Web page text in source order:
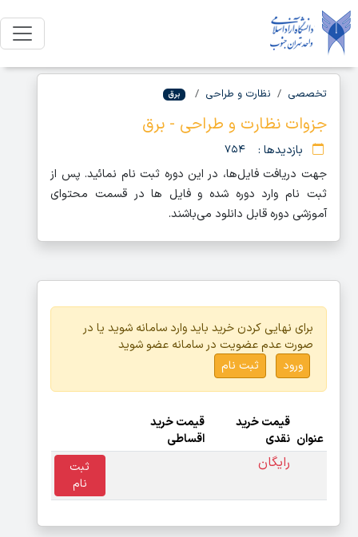
تخصصی نظارت و طراحی برق
جزوات نظارت و طراحی - برق
بازدیدها : ۷۵۴
جهت دریافت فایل‌ها، در این دوره ثبت نام نمائید. پس از
ثبت نام وارد دوره شده و فایل ها در قسمت محتوای
آموزشی دوره قابل دانلود می‌باشند.
برای نهایی کردن خرید باید وارد سامانه شوید یا در
صورت عدم عضویت در سامانه عضو شوید
ورود
ثبت نام
عنوان
قیمت خرید
نقدی
قیمت خرید
اقساطی
رایگان
ثبت
نام